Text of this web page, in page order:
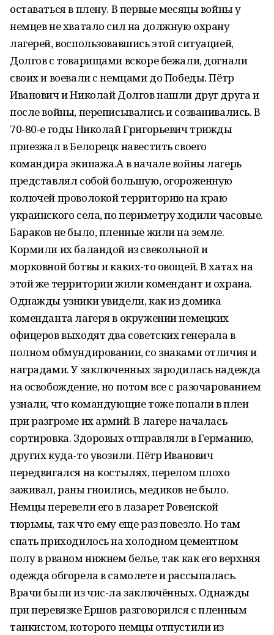
оставаться в плену. В первые месяцы войны у
немцев не хватало сил на должную охрану
лагерей, воспользовавшись этой ситуацией,
Долгов с товарищами вскоре бежали, догнали
своих и воевали с немцами до Победы. Пётр
Иванович и Николай Долгов нашли друг друга и
после войны, переписывались и созванивались. В
70-80-е годы Николай Григорьевич трижды
приезжал в Белорецк навестить своего
командира экипажа.А в начале войны лагерь
представлял собой большую, огороженную
колючей проволокой территорию на краю
украинского села, по периметру ходили часовые.
Бараков не было, пленные жили на земле.
Кормили их баландой из свекольной и
морковной ботвы и каких-то овощей. В хатах на
этой же территории жили комендант и охрана.
Однажды узники увидели, как из домика
коменданта лагеря в окружении немецких
офицеров выходят два советских генерала в
полном обмундировании, со знаками отличия и
наградами. У заключенных зародилась надежда
на освобождение, но потом все с разочарованием
узнали, что командующие тоже попали в плен
при разгроме их армий. В лагере началась
сортировка. Здоровых отправляли в Германию,
других куда-то увозили. Пётр Иванович
передвигался на костылях, перелом плохо
заживал, раны гноились, медиков не было.
Немцы перевели его в лазарет Ровенской
тюрьмы, так что ему еще раз повезло. Но там
спать приходилось на холодном цементном
полу в рваном нижнем белье, так как его верхняя
одежда обгорела в самолете и рассыпалась.
Врачи были из чис-ла заключённых. Однажды
при перевязке Ершов разговорился с пленным
танкистом, которого немцы отпустили из